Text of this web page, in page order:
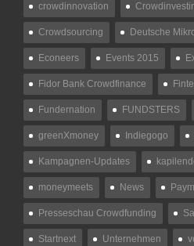
crowdinnovation
Crowdsourcing Deutsche
Econeers Events 2015
Fidor Bank Crowdfinance
Fundernation FUNDSTERS
greenXmoney Indiegogo
Kampagnen-Updates
moneymeets News
Presseschau Crowdfunding
Startnext Unternehmen